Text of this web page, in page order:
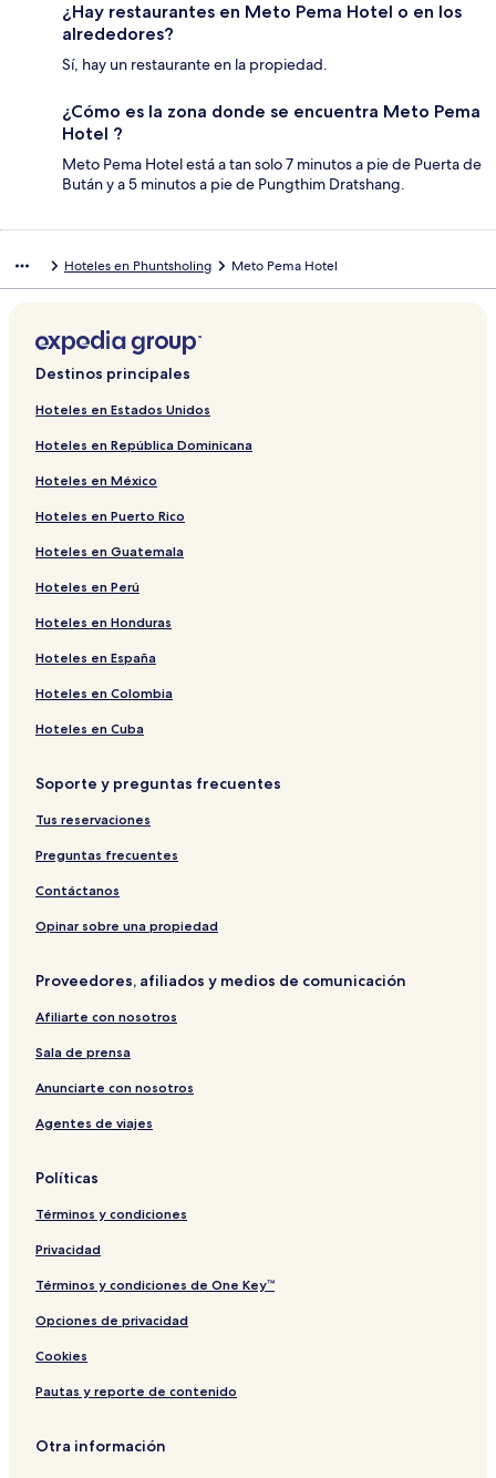
¿Hay restaurantes en Meto Pema Hotel o en los
alrededores?
Sí, hay un restaurante en la propiedad.
¿Cómo es la zona donde se encuentra Meto Pema
Hotel ?
Meto Pema Hotel está a tan solo 7 minutos a pie de Puerta de
Bután y a 5 minutos a pie de Pungthim Dratshang.
Hoteles en Phuntsholing Meto Pema Hotel
Destinos principales
Hoteles en Estados Unidos
Hoteles en República Dominicana
Hoteles en México
Hoteles en Puerto Rico
Hoteles en Guatemala
Hoteles en Perú
Hoteles en Honduras
Hoteles en España
Hoteles en Colombia
Hoteles en Cuba
Soporte y preguntas frecuentes
Tus reservaciones
Preguntas frecuentes
Contáctanos
Opinar sobre una propiedad
Proveedores, afiliados y medios de comunicación
Afiliarte con nosotros
Sala de prensa
Anunciarte con nosotros
Agentes de viajes
Políticas
Términos y condiciones
Privacidad
Términos y condiciones de One Key™
Opciones de privacidad
Cookies
Pautas y reporte de contenido
Otra información